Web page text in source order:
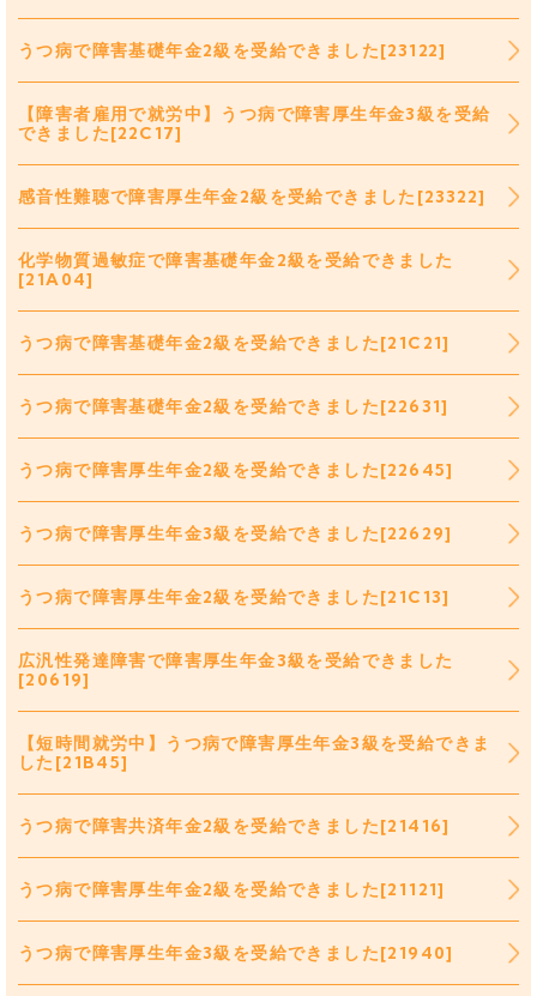
うつ病で障害基礎年金2級を受給できました[23122]
【障害者雇用で就労中】うつ病で障害厚生年金3級を受給
できました[22C17]
感音性難聴で障害厚生年金2級を受給できました[23322]
化学物質過敏症で障害基礎年金2級を受給できました
[21A04]
うつ病で障害基礎年金2級を受給できました[21C21]
うつ病で障害基礎年金2級を受給できました[22631]
うつ病で障害厚生年金2級を受給できました[22645]
うつ病で障害厚生年金3級を受給できました[22629]
うつ病で障害厚生年金2級を受給できました[21C13]
広汎性発達障害で障害厚生年金3級を受給できました
[20619]
【短時間就労中】うつ病で障害厚生年金3級を受給できま
した[21B45]
うつ病で障害共済年金2級を受給できました[21416]
うつ病で障害厚生年金2級を受給できました[21121]
うつ病で障害厚生年金3級を受給できました[21940]